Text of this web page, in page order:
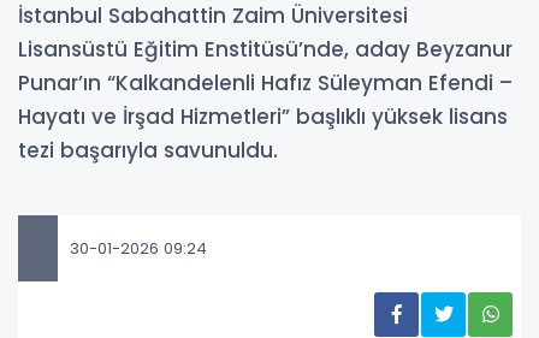
İstanbul Sabahattin Zaim Üniversitesi
Lisansüstü Eğitim Enstitüsü’nde, aday Beyzanur
Punar’ın “Kalkandelenli Hafız Süleyman Efendi –
Hayatı ve İrşad Hizmetleri” başlıklı yüksek lisans
tezi başarıyla savunuldu.
30-01-2026 09:24